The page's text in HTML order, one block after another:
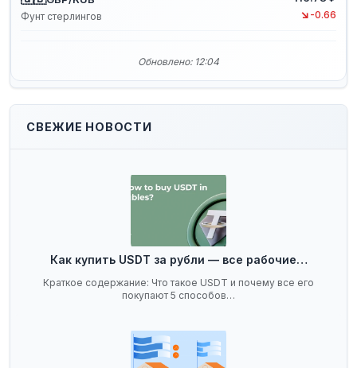
Фунт стерлингов ↘ -0.66
Обновлено: 12:04
СВЕЖИЕ НОВОСТИ
Как купить USDT за рубли — все рабочие…
Краткое содержание: Что такое USDT и почему все его
покупают 5 способов…